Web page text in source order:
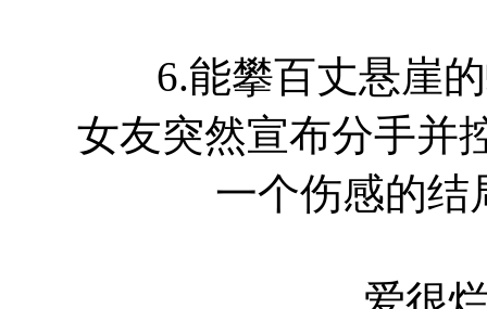
6.能攀百丈悬崖的
女友突然宣布分手并
一个伤感的结